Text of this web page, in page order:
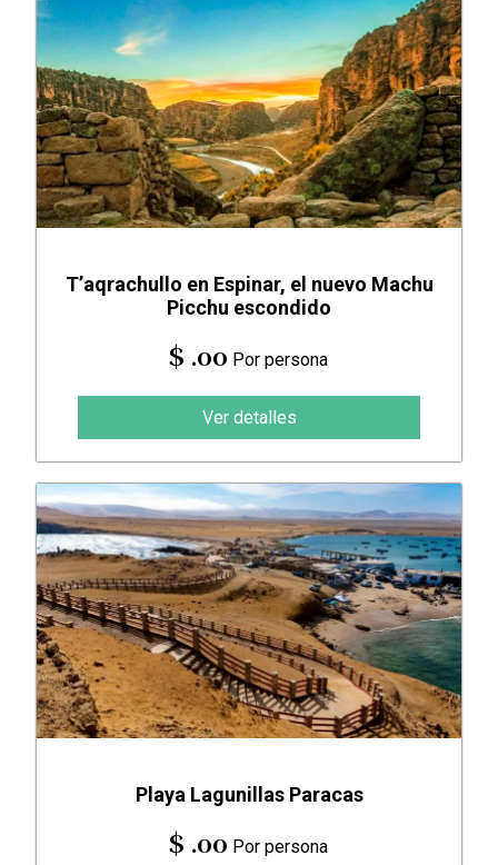
T’aqrachullo en Espinar, el nuevo Machu
Picchu escondido
$ .00 Por persona
Ver detalles
Playa Lagunillas Paracas
$ .00 Por persona